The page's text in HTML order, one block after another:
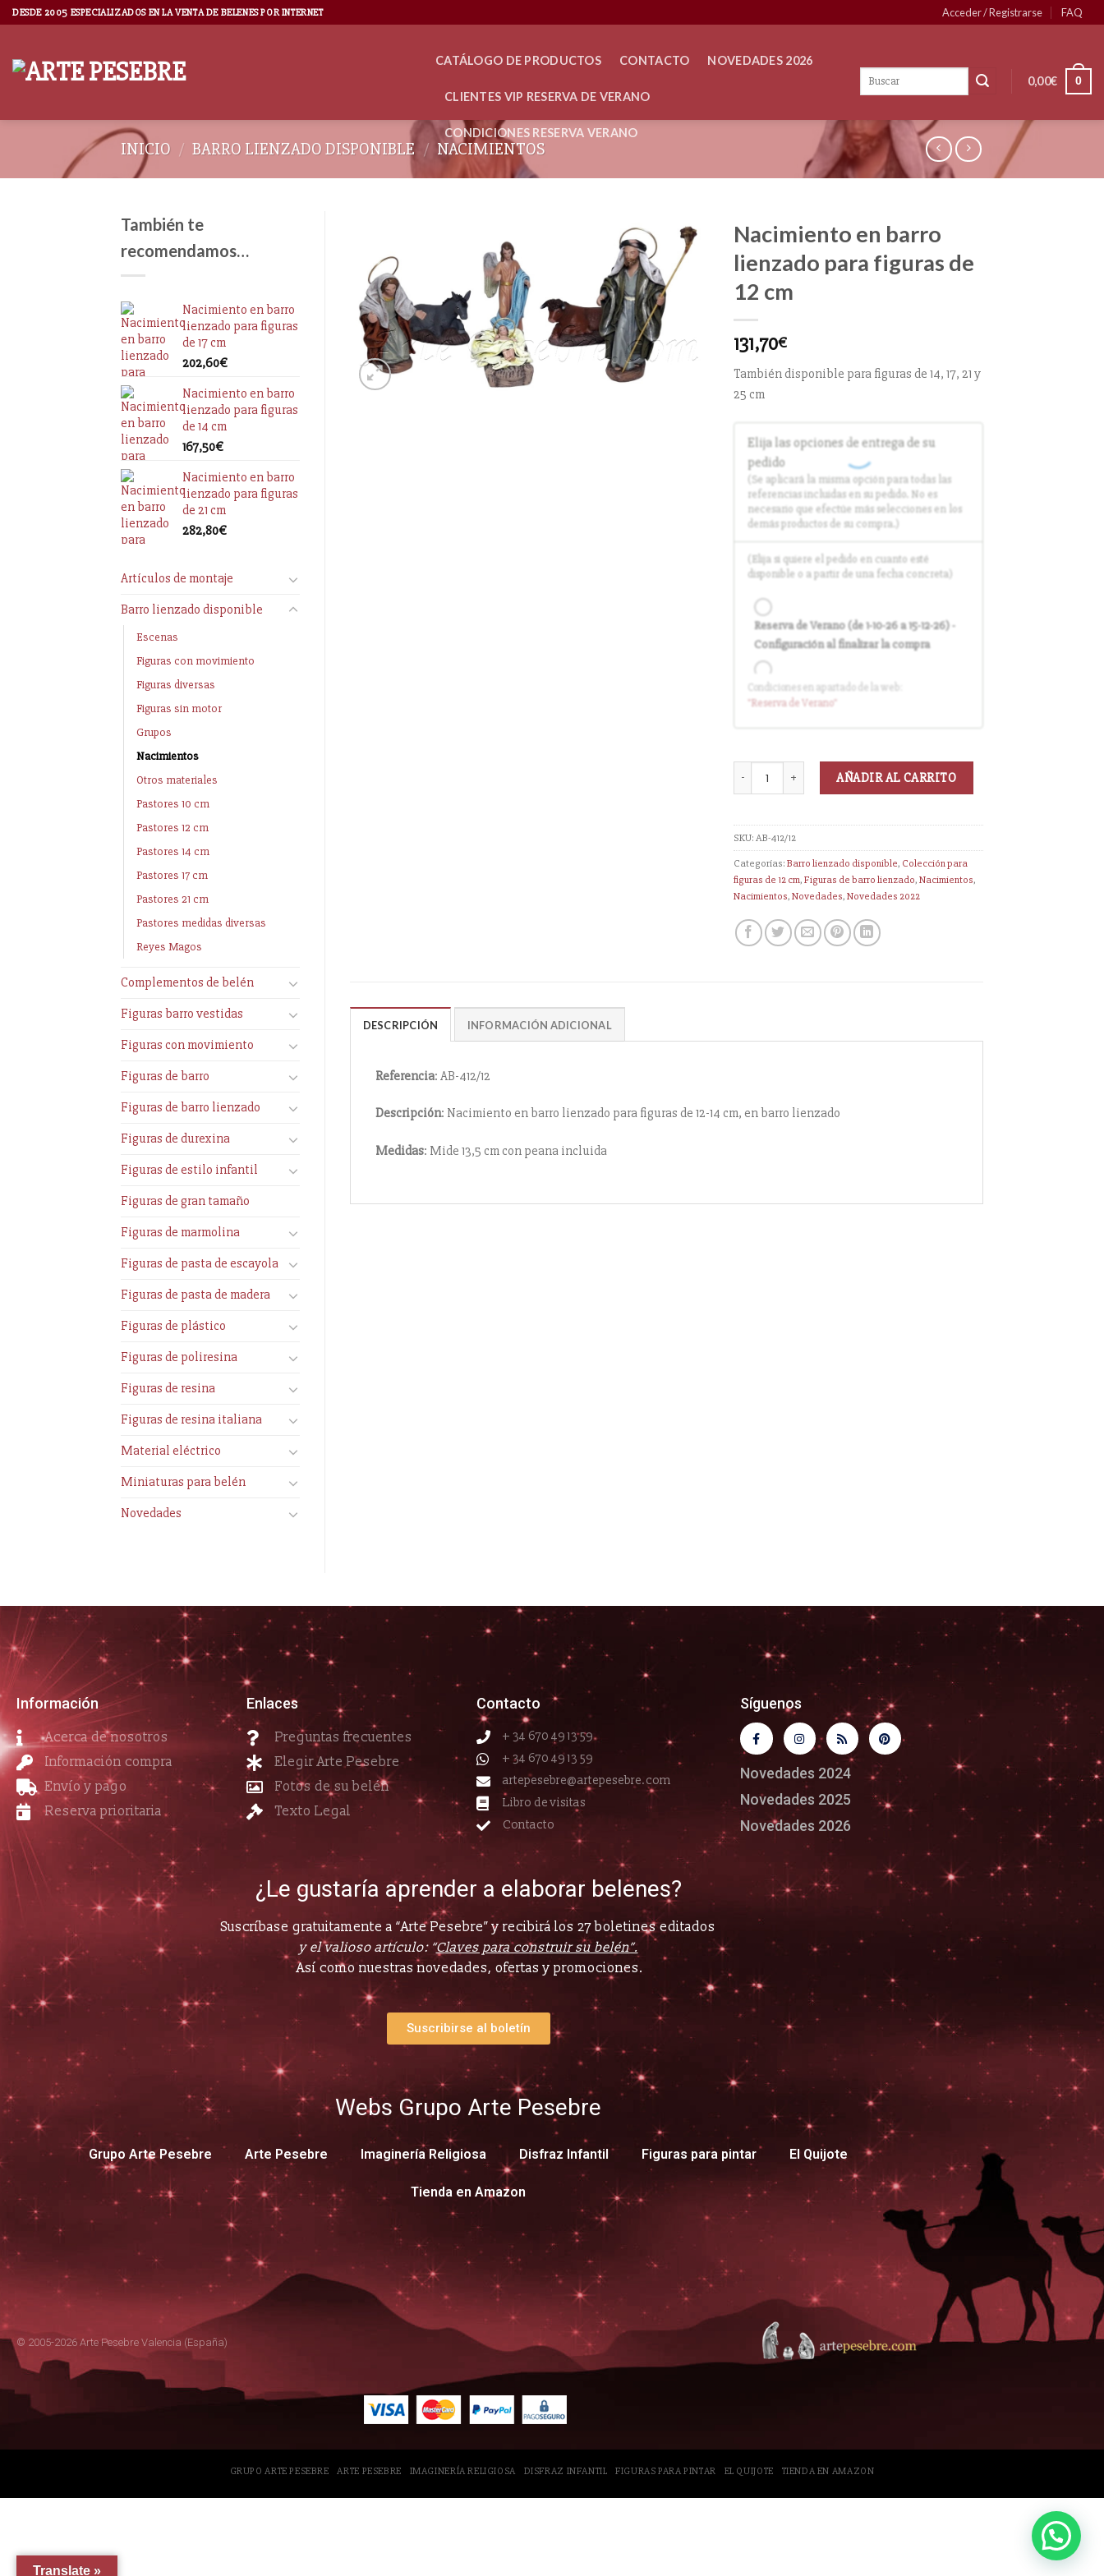
DESDE 2005 ESPECIALIZADOS EN LA VENTA DE BELENES POR INTERNET Acceder / Registrarse FAQ
CATÁLOGO DE PRODUCTOS CONTACTO NOVEDADES 2026
CLIENTES VIP RESERVA DE VERANO
CONDICIONES RESERVA VERANO
0,00€ 0
INICIO / BARRO LIENZADO DISPONIBLE / NACIMIENTOS
También te
recomendamos…
Nacimiento en barro
lienzado para figuras
de 17 cm
202,60€
Nacimiento en barro
lienzado para figuras
de 14 cm
167,50€
Nacimiento en barro
lienzado para figuras
de 21 cm
282,80€
Artículos de montaje
Barro lienzado disponible
Escenas
Figuras con movimiento
Figuras diversas
Figuras sin motor
Grupos
Nacimientos
Otros materiales
Pastores 10 cm
Pastores 12 cm
Pastores 14 cm
Pastores 17 cm
Pastores 21 cm
Pastores medidas diversas
Reyes Magos
Complementos de belén
Figuras barro vestidas
Figuras con movimiento
Figuras de barro
Figuras de barro lienzado
Figuras de durexina
Figuras de estilo infantil
Figuras de gran tamaño
Figuras de marmolina
Figuras de pasta de escayola
Figuras de pasta de madera
Figuras de plástico
Figuras de poliresina
Figuras de resina
Figuras de resina italiana
Material eléctrico
Miniaturas para belén
Novedades
Nacimiento en barro
lienzado para figuras de
12 cm
131,70€
También disponible para figuras de 14, 17, 21 y
25 cm
Elija las opciones de entrega de su
pedido
(Se aplicará la misma opción para todas las
referencias incluidas en su pedido. No es
necesario que efectúe más selecciones en los
demás productos de su compra.)
(Elija si quiere el pedido en cuanto esté
disponible o a partir de una fecha concreta)
Reserva de Verano (de 1-10-26 a 15-12-26) -
Configuración al finalizar la compra
Entrega en cuanto el pedido esté
disponible (sin descuento)
Condiciones en apartado de la web:
"Reservade Verano"
AÑADIR AL CARRITO
SKU:AB-412/12
Categorías:Barro lienzado disponible, Colección para
figuras de 12 cm,Figuras de barro lienzado,Nacimientos,
Nacimientos,Novedades,Novedades 2022
DESCRIPCIÓN INFORMACIÓN ADICIONAL
Referencia: AB-412/12
Descripción: Nacimiento en barro lienzado para figuras de 12-14 cm, en barro lienzado
Medidas: Mide 13,5 cm con peana incluida
Información
Acerca de nosotros
Información compra
Envío y pago
Reserva prioritaria
Enlaces
Preguntas frecuentes
Elegir Arte Pesebre
Fotos de su belén
Texto Legal
Contacto
+ 34 670 49 13 59
+ 34 670 49 13 59
artepesebre@artepesebre.com
Libro de visitas
Contacto
Síguenos
Novedades 2024
Novedades 2025
Novedades 2026
¿Le gustaría aprender a elaborar belenes?
Suscríbase gratuitamente a “Arte Pesebre” y recibirá los 27 boletines editados
y el valioso artículo: “Claves para construir su belén”.
Así como nuestras novedades, ofertas y promociones.
Suscribirse al boletín
Webs Grupo Arte Pesebre
Grupo Arte Pesebre Arte Pesebre Imaginería Religiosa Disfraz Infantil Figuras para pintar El Quijote
Tienda en Amazon
© 2005-2026 Arte Pesebre Valencia (España)
GRUPO ARTE PESEBRE ARTE PESEBRE IMAGINERÍA RELIGIOSA DISFRAZ INFANTIL FIGURAS PARA PINTAR EL QUIJOTE TIENDA EN AMAZON
Translate »